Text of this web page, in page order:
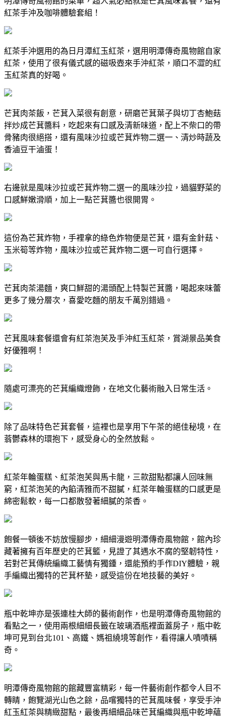
紅茶手沖及咖啡體驗套組！
紅茶手沖選用的為日月潭紅玉紅茶，選用明潭傳奇風物館自家
紅茶，使用了很有儀式感的磁吸壺來手沖紅茶，順口不澀的紅
玉紅茶真的好喝。
芒萁肉茶飯，芒萁入菜很有創意，研磨芒萁葉子與切丁杏鮑菇
拌炒成芒萁醬料，吃起來有口感及清新味道，配上不柴口的帶
骨豬肉很絕搭，還有風味沙拉或芒萁炸物二選一、清炒時蔬及
香滷豆干滷蛋！
右邊就是風味沙拉或芒萁炸物二選一的風味沙拉，過貓野菜的
口感鮮嫩滑順，加上一點芒萁醬也很開胃。
這份為芒萁炸物，手裡拿的綠色炸物便是芒萁，還有金針菇、
玉米筍等炸物，風味沙拉或芒萁炸物二選一可自行選擇。
芒萁肉茶湯麵，爽口鮮甜的湯頭配上特製芒萁醬，喝起來味蕾
更多了幾分層次，喜愛吃麵的朋友千萬別錯過。
芒萁風味套餐還會有紅茶泡芙及手沖紅玉紅茶，賞湖景品美食
好優雅啊！
隨處可漂亮的芒萁編織燈飾，在地文化藝術融入日常生活。
除了品味特色芒萁套餐，這裡也是享用下午茶的絕佳秘境，在
蓊鬱森林的環抱下，感受身心的全然放鬆。
紅茶年輪蛋糕、紅茶泡芙與馬卡龍，三款甜點都讓人回味無
窮，紅茶泡芙的內餡清雅而不甜膩，紅茶年輪蛋糕的口感更是
綿密鬆軟，每一口都散發著細膩的茶香。
飽餐一頓後不妨放慢腳步，細細漫遊明潭傳奇風物館，館內珍
藏著擁有百年歷史的芒萁籃，見證了其遇水不腐的堅韌特性，
若對芒萁傳統編織工藝情有獨鍾，還能預約手作DIY體驗，親
手編織出獨特的芒萁杯墊，感受這份在地技藝的美好。
瓶中乾坤亦是張連桂大師的藝術創作，也是明潭傳奇風物館的
看點之一，使用兩根細細長籤在玻璃酒瓶裡面蓋房子，瓶中乾
坤可見到台北101、高鐵、媽祖繞境等創作，看得讓人嘖嘖稱
奇。
明潭傳奇風物館的館藏豐富精彩，每一件藝術創作都令人目不
轉睛，飽覽湖光山色之餘，品嚐獨特的芒萁風味餐，享受手沖
紅玉紅茶與精緻甜點，最後再細細品味芒萁編織與瓶中乾坤蘊